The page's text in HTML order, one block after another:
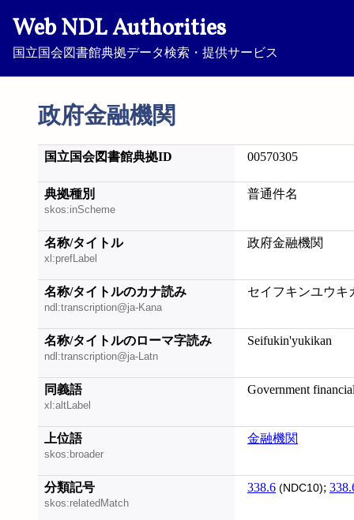
Web NDL Authorities
国立国会図書館典拠データ検索・提供サービス
政府金融機関
国立国会図書館典拠ID 00570305
典拠種別
skos:inScheme
普通件名
名称/タイトル
xl:prefLabel
政府金融機関
名称/タイトルのカナ読み
ndl:transcription@ja-Kana
セイフキンユウキ
名称/タイトルのローマ字読み
ndl:transcription@ja-Latn
Seifukin'yukikan
同義語
xl:altLabel
Government
上位語
skos:broader
金融機関
分類記号
skos:relatedMatch
338.6 (NDC10);